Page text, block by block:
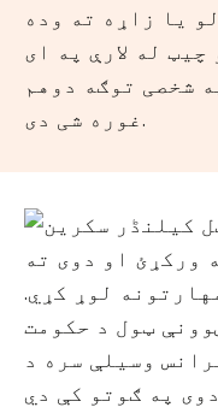
یا زاړه ته وده
له لارې په ای
شخصی توګه دوهم
غوره شی دی.
ورکړئ او دوی ته
لوړ کړي.
ټول د حکومت
وسیلې سره د